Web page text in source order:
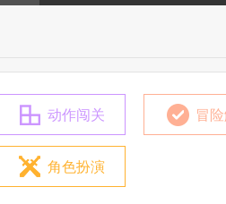
动作闯关 冒
角色扮演